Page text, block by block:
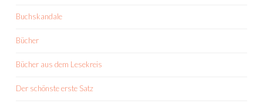
Buchskandale
Bücher
Bücher aus dem Lesekreis
Der schönste erste Satz